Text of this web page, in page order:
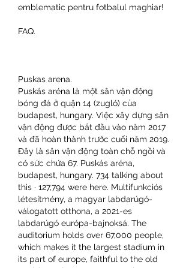
emblematic pentru fotbalul maghiar!
FAQ.
Puskas arena.
Puskás aréna là một sân vận động
bóng đá ở quận 14 (zugló) của
budapest, hungary. Việc xây dựng sân
vận động được bắt đầu vào năm 2017
và đã hoàn thành trước cuối năm 2019.
Đây là sân vận động toàn chỗ ngồi và
có sức chứa 67. Puskás aréna,
budapest, hungary. 734 talking about
this · 127,794 were here. Multifunkciós
létesítmény, a magyar labdarúgó-
válogatott otthona, a 2021-es
labdarúgó európa-bajnoksá. The
auditorium holds over 67,000 people,
which makes it the largest stadium in
its part of europe, faithful to the old